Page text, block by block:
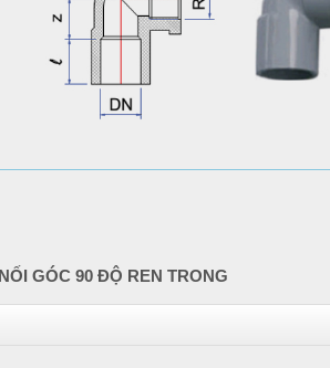
NỐI GÓC 90 ĐỘ REN TRONG